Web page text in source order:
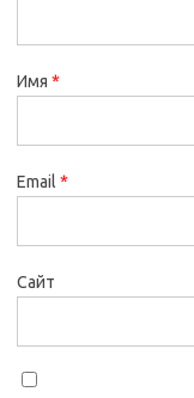
Имя *
Email *
Сайт